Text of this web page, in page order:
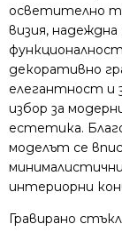
осветително
визия,
декоративно
елегантност и
избор за
естетика.
моделът се
интериорни
Гравирано